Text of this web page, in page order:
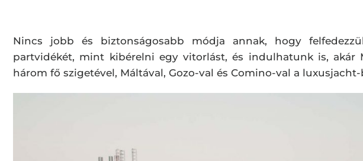
Nincs jobb és biztonságosabb módja annak, hogy
partvidékét, mint kibérelni egy vitorlást, és indulhatunk is, akár
három fő szigetével, Máltával, Gozo-val és Comino-val a